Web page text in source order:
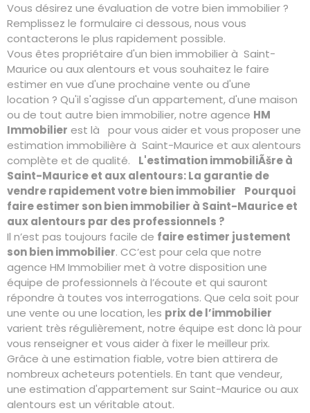
Vous désirez une évaluation de votre bien immobilier ?
Remplissez le formulaire ci dessous, nous vous
contacterons le plus rapidement possible.
Vous êtes propriétaire d'un bien immobilier à Saint-
Maurice ou aux alentours et vous souhaitez le faire
estimer en vue d'une prochaine vente ou d'une
location ? Qu'il s'agisse d'un appartement, d'une maison
ou de tout autre bien immobilier, notre agence HM
Immobilier est là pour vous aider et vous proposer une
estimation immobilière à Saint-Maurice et aux alentours
complète et de qualité. L'estimation immobiliÃšre à
Saint-Maurice et aux alentours: La garantie de
vendre rapidement votre bien immobilier
Pourquoi
faire estimer son bien immobilier à Saint-Maurice et
aux alentours par des professionnels ?
Il n’est pas toujours facile de faire estimer justement
son bien immobilier. CC’est pour cela que notre
agence HM Immobilier met à votre disposition une
équipe de professionnels à l’écoute et qui sauront
répondre à toutes vos interrogations. Que cela soit pour
une vente ou une location, les prix de l’immobilier
varient très régulièrement, notre équipe est donc là pour
vous renseigner et vous aider à fixer le meilleur prix.
Grâce à une estimation fiable, votre bien attirera de
nombreux acheteurs potentiels. En tant que vendeur,
une estimation d'appartement sur Saint-Maurice ou aux
alentours est un véritable atout.